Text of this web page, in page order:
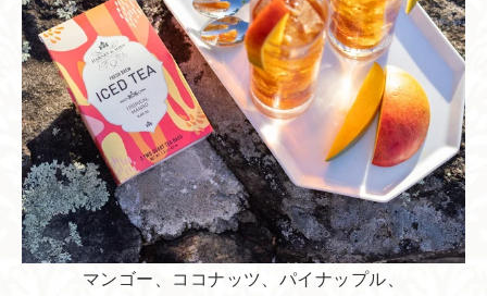
マンゴー、ココナッツ、パイナップル、